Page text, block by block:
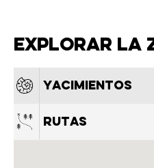
Explorar la
Yacimientos
Rutas